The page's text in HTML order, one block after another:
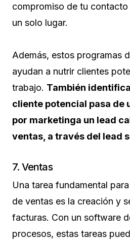
compromiso de tu contacto
un solo lugar.
Además, estos programas
ayudan a nutrir clientes
trabajo. También
cliente potencial pasa de
por marketinga un lead
ventas, a través del lead
7. Ventas
Una tarea fundamental
de ventas es la creación y
facturas. Con un software
procesos, estas tareas